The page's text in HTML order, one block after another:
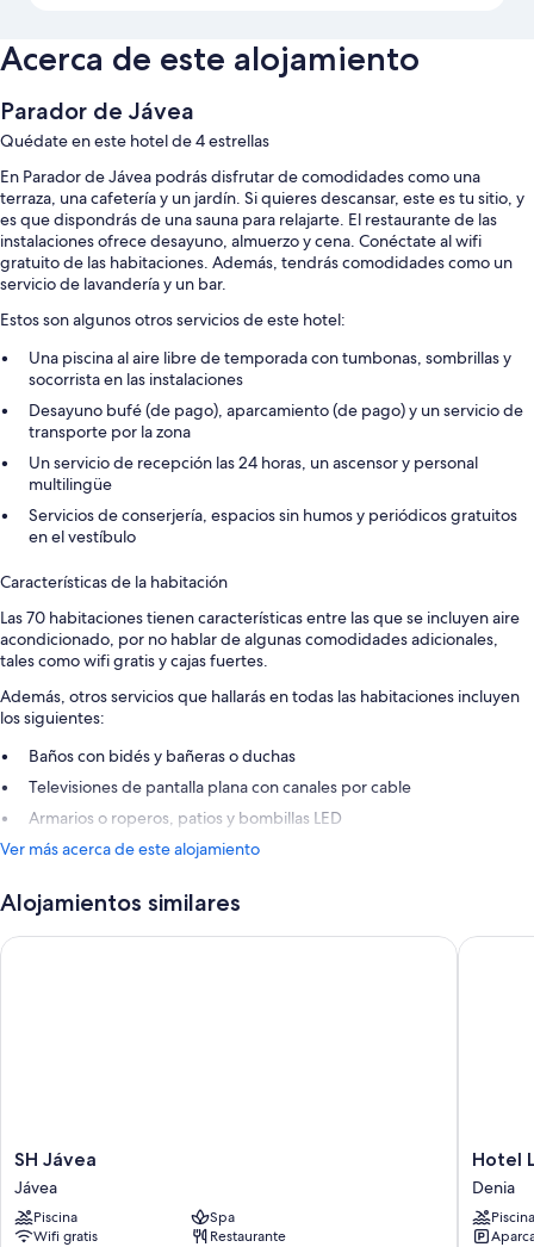
Acerca de este alojamiento
Parador de Jávea
Quédate en este hotel de 4 estrellas
En Parador de Jávea podrás disfrutar de comodidades como una
terraza, una cafetería y un jardín. Si quieres descansar, este es tu sitio, y
es que dispondrás de una sauna para relajarte. El restaurante de las
instalaciones ofrece desayuno, almuerzo y cena. Conéctate al wifi
gratuito de las habitaciones. Además, tendrás comodidades como un
servicio de lavandería y un bar.
Estos son algunos otros servicios de este hotel:
Una piscina al aire libre de temporada con tumbonas, sombrillas y
socorrista en las instalaciones
Desayuno bufé (de pago), aparcamiento (de pago) y un servicio de
transporte por la zona
Un servicio de recepción las 24 horas, un ascensor y personal
multilingüe
Servicios de conserjería, espacios sin humos y periódicos gratuitos
en el vestíbulo
Características de la habitación
Las 70 habitaciones tienen características entre las que se incluyen aire
acondicionado, por no hablar de algunas comodidades adicionales,
tales como wifi gratis y cajas fuertes.
Además, otros servicios que hallarás en todas las habitaciones incluyen
los siguientes:
Baños con bidés y bañeras o duchas
Televisiones de pantalla plana con canales por cable
Armarios o roperos, patios y bombillas LED
Ver más acerca de este alojamiento
Alojamientos similares
SH
Jávea
Jávea
SH Jávea
Jávea
Piscina
Spa
Wifi gratis
Restaurante
SH Jávea
Hotel
Les
Rotes
Denia
Hotel
Denia
Piscina
Hotel